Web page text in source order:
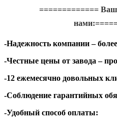
=============
-Надежность компании –
-Честные цены от завода –
-12 ежемесячно довольных
-Соблюдение гарантийных
-Удобный способ оплаты: